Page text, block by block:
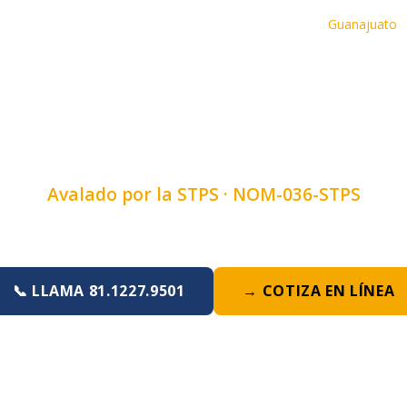
Guanajuato
Avalado por la STPS · NOM-036-STPS
📞 LLAMA 81.1227.9501 → COTIZA EN LÍNEA